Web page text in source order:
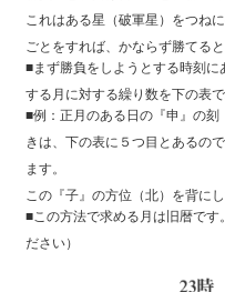
これはある星（破軍星）をつね
ごとをすれば、かならず勝てると
■まず勝負をしようとする時刻
する月に対する繰り数を下の表で
■例：正月のある日の『申』の刻
きは、下の表に５つ目とあるの
ます。
この『子』の方位（北）を背に
■この方法で求める月は旧暦です
ださい）